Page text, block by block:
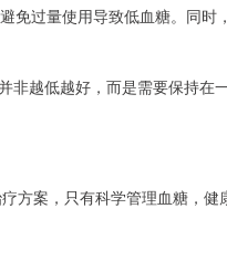
免过量使用导致低血糖。同时
非越低越好，而是需要保持在
方案，只有科学管理血糖，健